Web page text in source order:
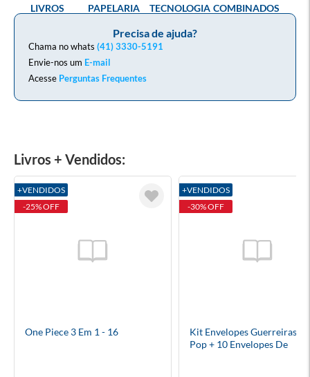
Precisa de ajuda?
Chama no whats (41) 3330-5191
Envie-nos um E-mail
Acesse Perguntas Frequentes
LIVROS PAPELARIA TECNOLOGIA COMBINADOS
Livros + Vendidos:
+VENDIDOS
-25% OFF
One Piece 3 Em 1 - 16
+VENDIDOS
-30% OFF
Kit Envelopes Guerreiras
Pop + 10 Envelopes De